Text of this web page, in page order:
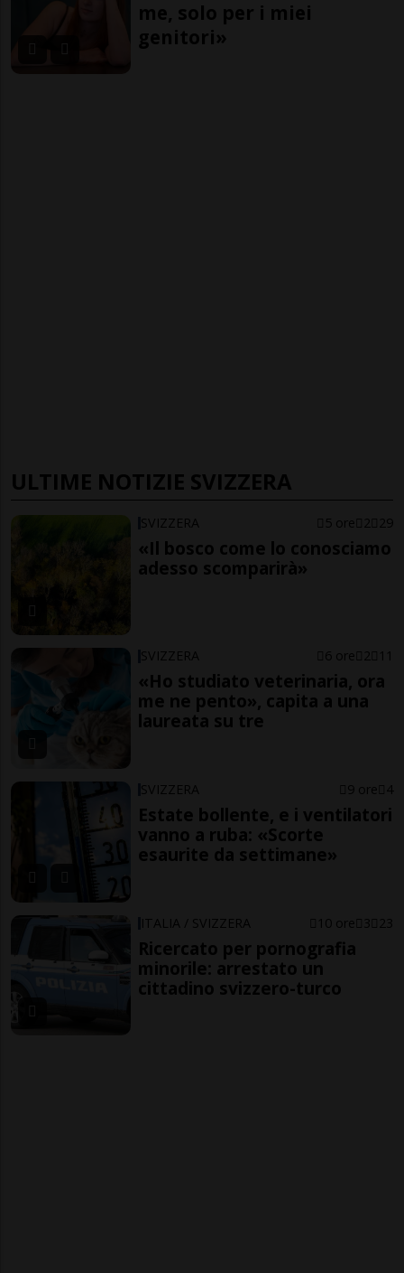
me, solo per i miei
genitori»
ULTIME NOTIZIE SVIZZERA
SVIZZERA 5 ore 2 29
«Il bosco come lo conosciamo
adesso scomparirà»
SVIZZERA 6 ore 2 11
«Ho studiato veterinaria, ora
me ne pento», capita a una
laureata su tre
SVIZZERA 9 ore 4
Estate bollente, e i ventilatori
vanno a ruba: «Scorte
esaurite da settimane»
ITALIA / SVIZZERA 10 ore 3 23
Ricercato per pornografia
minorile: arrestato un
cittadino svizzero-turco